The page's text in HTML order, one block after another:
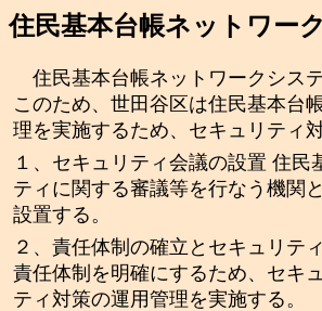
住民基本台帳ネットワー
住民基本台帳ネットワークシス
このため、世田谷区は住民基本台
理を実施するため、セキュリティ
１、セキュリティ会議の設置 住
ティに関する審議等を行なう機関
設置する。
２、責任体制の確立とセキュリテ
責任体制を明確にするため、セキ
ティ対策の運用管理を実施する。